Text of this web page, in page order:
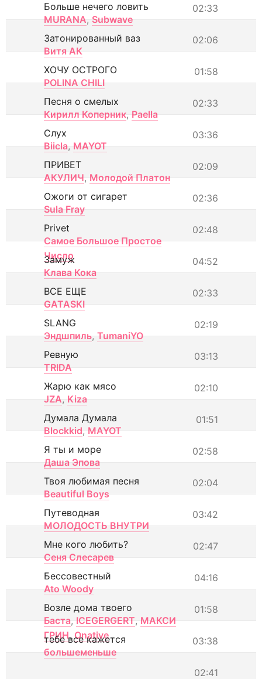
02:33
Больше нечего ловить
MURANA, Subwave
02:06
Затонированный ваз
Витя АК
01:58
ХОЧУ ОСТРОГО
POLINA CHILI
02:33
Песня о смелых
Кирилл Коперник, Paella
03:36
Слух
Biicla, MAYOT
02:09
ПРИВЕТ
АКУЛИЧ, Молодой Платон
02:36
Ожоги от сигарет
Sula Fray
02:48
Privet
Самое Большое Простое
Число
04:52
Замуж
Клава Кока
02:33
ВСЕ ЕЩЕ
GATASKI
02:19
SLANG
Эндшпиль, TumaniYO
03:13
Ревную
TRIDA
02:10
Жарю как мясо
JZA, Kiza
01:51
Думала Думала
Blockkid, MAYOT
02:58
Я ты и море
Даша Эпова
02:04
Твоя любимая песня
Beautiful Boys
03:42
Путеводная
МОЛОДОСТЬ ВНУТРИ
02:47
Мне кого любить?
Сеня Слесарев
04:16
Бессовестный
Ato Woody
01:58
Возле дома твоего
Баста, ICEGERGERT, МАКСИ
ГРИН, Onative 03:38
тебе все кажется
большеменьше
02:41